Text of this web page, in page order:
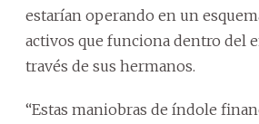
estarían operando en un
activos que funciona dentro del
través de sus hermanos.
“Estas maniobras de índole